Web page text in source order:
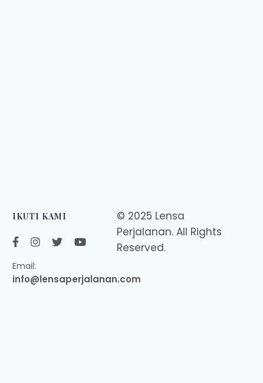
IKUTI KAMI
Email:
info@lensaperjalanan.com
© 2025 Lensa
Perjalanan. All Rights
Reserved.